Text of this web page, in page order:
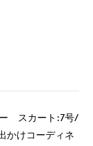
ー スカート:7号/
かけコーディネ